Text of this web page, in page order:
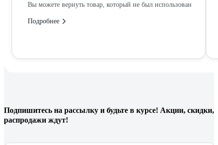
Вы можете вернуть товар, который не был использован
Подробнее
Подпишитесь на рассылку и будьте в курсе! Акции, скидки,
распродажи ждут!